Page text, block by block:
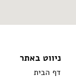
ניווט באתר
דף הבית